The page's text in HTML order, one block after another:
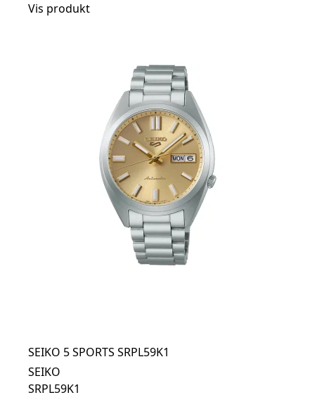
Vis produkt
SEIKO 5 SPORTS SRPL59K1
SEIKO
SRPL59K1